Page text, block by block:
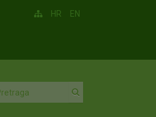
HR EN